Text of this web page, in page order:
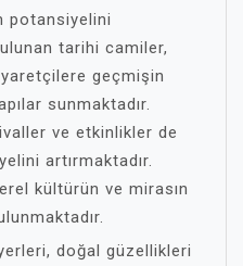
potansiyelini
tarihi camiler,
geçmişin
sunmaktadır.
ve etkinlikler de
artırmaktadır.
kültürün ve mirasın
doğal güzellikleri